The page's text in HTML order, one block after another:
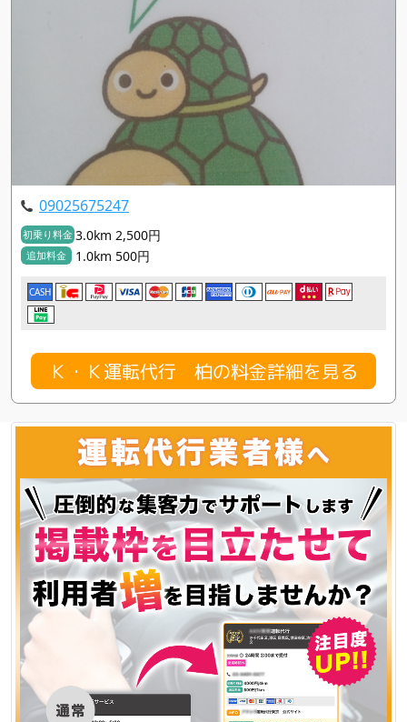
09025675247
初乗り料金 3.0km 2,500円
追加料金 1.0km 500円
CASH
Ｋ・Ｋ運転代行 柏の料金詳細を見る